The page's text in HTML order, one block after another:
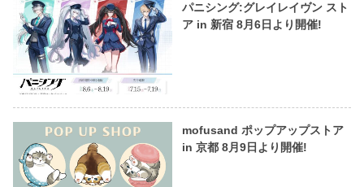
パニシング:グレイレイヴン スト
ア in 新宿 8月6日より開催!
mofusand ポップアップストア
in 京都 8月9日より開催!